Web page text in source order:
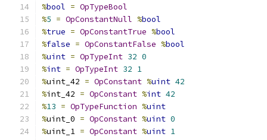
%bool = OpTypeBool
%5 = OpConstantNull %bool
%true = OpConstantTrue %bool
%false = OpConstantFalse %bool
%uint = OpTypeInt 32 0
%int = OpTypeInt 32 1
%uint_42 = OpConstant %uint 42
%int_42 = OpConstant %int 42
%13 = OpTypeFunction %uint
%uint_0 = OpConstant %uint 0
%uint_1 = OpConstant %uint 1